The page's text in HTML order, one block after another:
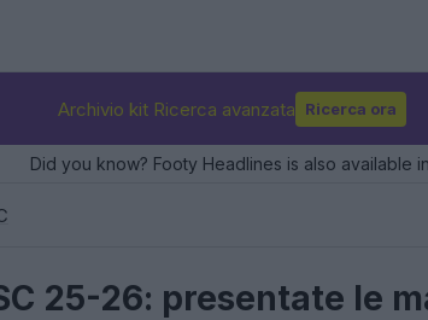
Archivio kit Ricerca avanzata Ricerca ora
Did you know? Footy Headlines is also available
25-26: presentate le